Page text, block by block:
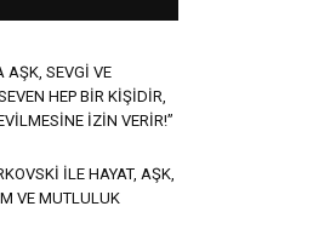
AŞK, SEVGİ VE
HEP BİR KİŞİDİR,
İZİN VERİR!”
İLE HAYAT, AŞK,
VE MUTLULUK